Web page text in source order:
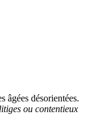
âgées désorientées.
ou contentieux